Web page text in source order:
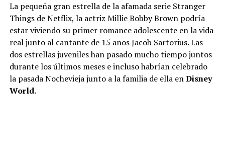
La pequeña gran estrella de la afamada serie Stranger
Things de Netflix, la actriz Millie Bobby Brown podría
estar viviendo su primer romance adolescente en la vida
real junto al cantante de 15 años Jacob Sartorius. Las
dos estrellas juveniles han pasado mucho tiempo juntos
durante los últimos meses e incluso habrían celebrado
la pasada Nochevieja junto a la familia de ella enDisney
World.